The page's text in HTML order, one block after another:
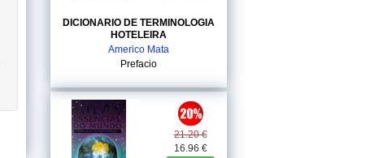
DICIONARIO DE TERMINOLOGIA
HOTELEIRA
Americo Mata
Prefacio
21.20 €
16.96 €